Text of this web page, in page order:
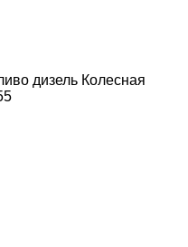
дизель Колесная